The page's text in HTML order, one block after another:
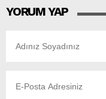
YORUM YAP